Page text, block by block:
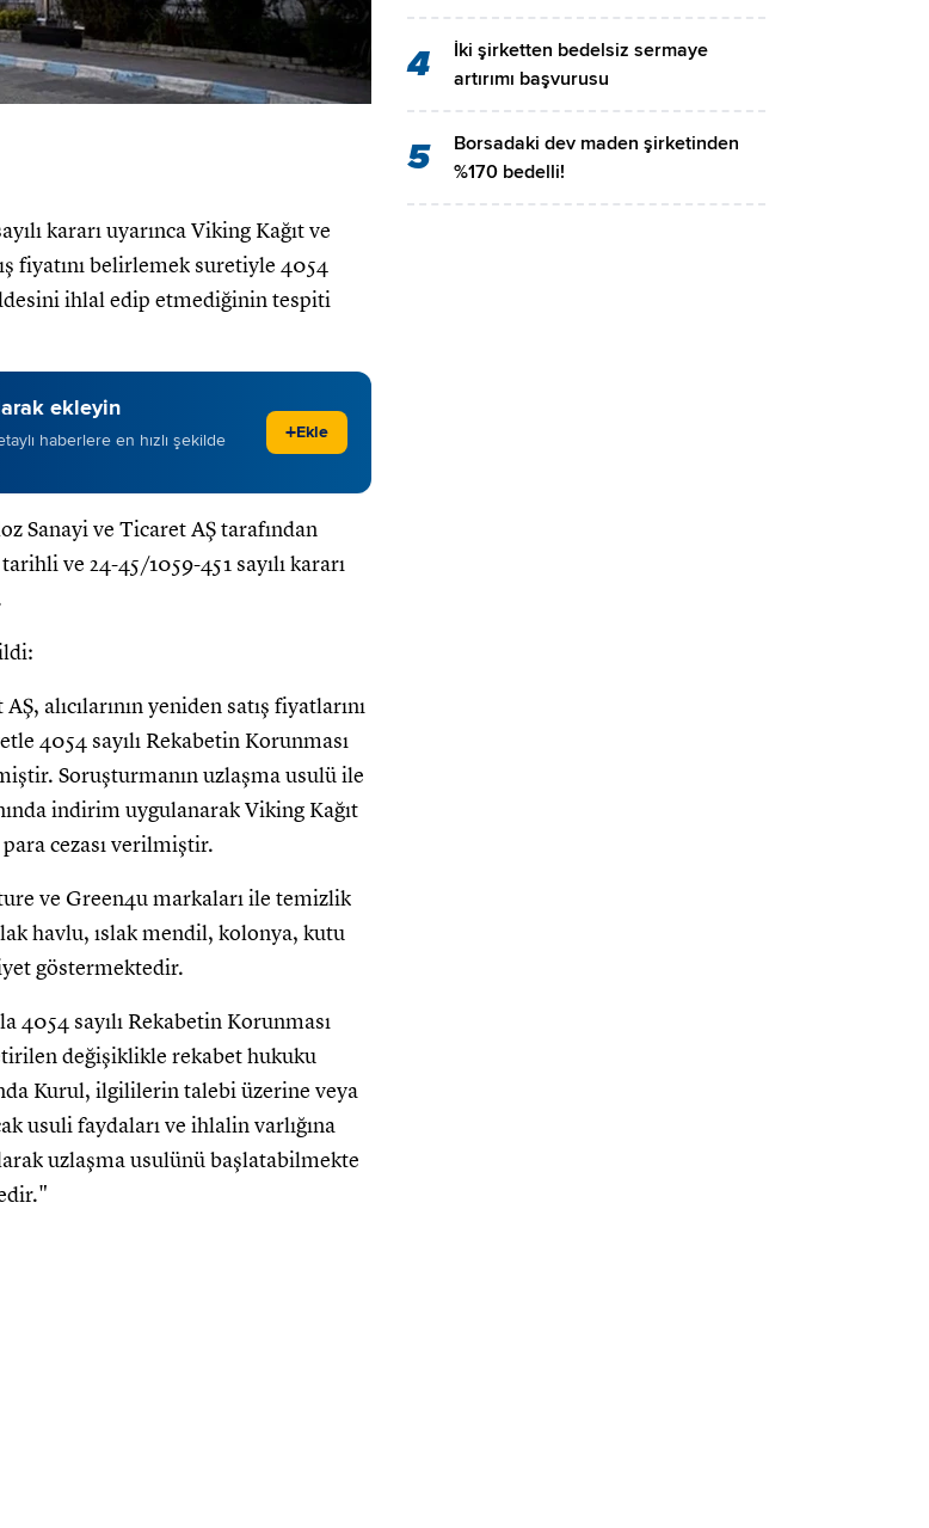
kararı uyarınca Viking Kağıt ve
fiyatını belirlemek suretiyle 4054
ihlal edip etmediğinin tespiti
ekleyin
haberlere en hızlı şekilde
+Ekle
Sanayi ve Ticaret AŞ tarafından
ve 24-45/1059-451 sayılı kararı
alıcılarının yeniden satış fiyatlarını
4054 sayılı Rekabetin Korunması
Soruşturmanın uzlaşma usulü ile
indirim uygulanarak Viking Kağıt
cezası verilmiştir.
ve Green4u markaları ile temizlik
havlu, ıslak mendil, kolonya, kutu
göstermektedir.
4054 sayılı Rekabetin Korunması
değişiklikle rekabet hukuku
Kurul, ilgililerin talebi üzerine veya
usuli faydaları ve ihlalin varlığına
uzlaşma usulünü başlatabilmekte
4
İki şirketten bedelsiz sermaye
artırımı başvurusu
5
Borsadaki dev maden şirketinden
%170 bedelli!